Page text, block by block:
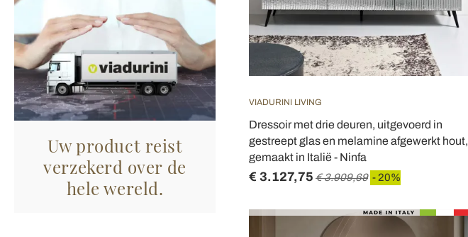
Uw product reist
verzekerd over de
hele wereld.
VIADURINI LIVING
Dressoir met drie deuren, uitgevoerd in
gestreept glas en melamine afgewerkt hout,
gemaakt in Italië - Ninfa
€ 3.127,75 € 3.909,69 - 20%